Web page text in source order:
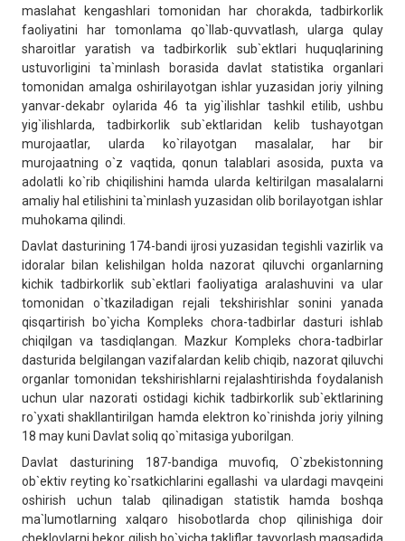
maslahat kengashlari tomonidan har chorakda, tadbirkorlik
faoliyatini har tomonlama qo`llab-quvvatlash, ularga qulay
sharoitlar yaratish va tadbirkorlik sub`ektlari huquqlarining
ustuvorligini ta`minlash borasida davlat statistika organlari
tomonidan amalga oshirilayotgan ishlar yuzasidan joriy yilning
yanvar-dekabr oylarida 46 ta yig`ilishlar tashkil etilib, ushbu
yig`ilishlarda, tadbirkorlik sub`ektlaridan kelib tushayotgan
murojaatlar, ularda ko`rilayotgan masalalar, har bir
murojaatning o`z vaqtida, qonun talablari asosida, puxta va
adolatli ko`rib chiqilishini hamda ularda keltirilgan masalalarni
amaliy hal etilishini ta`minlash yuzasidan olib borilayotgan ishlar
muhokama qilindi.
Davlat dasturining 174-bandi ijrosi yuzasidan tegishli vazirlik va
idoralar bilan kelishilgan holda nazorat qiluvchi organlarning
kichik tadbirkorlik sub`ektlari faoliyatiga aralashuvini va ular
tomonidan o`tkaziladigan rejali tekshirishlar sonini yanada
qisqartirish bo`yicha Kompleks chora-tadbirlar dasturi ishlab
chiqilgan va tasdiqlangan. Mazkur Kompleks chora-tadbirlar
dasturida belgilangan vazifalardan kelib chiqib, nazorat qiluvchi
organlar tomonidan tekshirishlarni rejalashtirishda foydalanish
uchun ular nazorati ostidagi kichik tadbirkorlik sub`ektlarining
ro`yxati shakllantirilgan hamda elektron ko`rinishda joriy yilning
18 may kuni Davlat soliq qo`mitasiga yuborilgan.
Davlat dasturining 187-bandiga muvofiq, O`zbekistonning
ob`ektiv reyting ko`rsatkichlarini egallashi va ulardagi mavqeini
oshirish uchun talab qilinadigan statistik hamda boshqa
ma`lumotlarning xalqaro hisobotlarda chop qilinishiga doir